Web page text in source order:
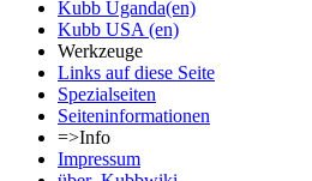
Kubb Uganda(en)
Kubb USA (en)
Werkzeuge
Links auf diese Seite
Spezialseiten
Seiten­informationen
=>Info
Impressum